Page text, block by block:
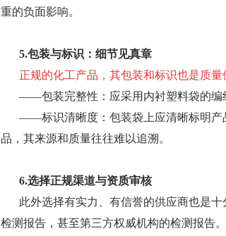
重的负面影响。
5.包装与标识：细节见真章
正规的化工产品，其包装和标识也是质量
——包装完整性：应采用内衬塑料袋的编
——标识清晰度：包装袋上应清晰标明产
品，其来源和质量往往难以追溯。
6.选择正规渠道与资质审核
此外选择有实力、有信誉的供应商也是
检测报告，甚至第三方权威机构的检测报告。